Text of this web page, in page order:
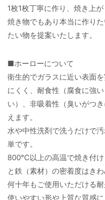
1枚1枚丁寧に作り、焼き上
焼き物でもあり本当に作り
たい物を提案いたします。
■ホーローについて
衛生的でガラスに近い表面
にくく、耐食性（腐食に強
い）、非吸着性（臭いがつ
えます。
水や中性洗剤で洗うだけで
単です。
800℃以上の高温で焼き付け
と鉄（素材）の密着度はき
何十年もご使用いただける耐
使いやすい形や上質な質感